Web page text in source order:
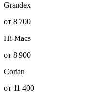
Grandex
от 8 700
Hi-Macs
от 8 900
Corian
от 11 400